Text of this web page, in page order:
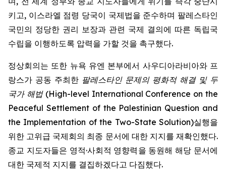
키고, 이스라엘 점령 당국이 국제법을 준수하며 팔레스타인
국민의 정당한 권리 보장과 관련 국제 결의에 따른 독립국
수립을 이행하도록 압력을 가할 것을 촉구했다.
정상회의는 또한 뉴욕 유엔 본부에서 사우디아라비아와 프
랑스가 공동 주최한 팔레스타인 문제의 평화적 해결 및 두
국가 해법 (High-level International Conference on the
Peaceful Settlement of the Palestinian Question and
the Implementation of the Two-State Solution)실행을
위한 고위급 국제회의 최종 문서에 대한 지지를 재확인했다.
종교 지도자들은 영적·사회적 영향력을 동원해 해당 문서에
대한 국제적 지지를 결집하겠다고 다짐했다.